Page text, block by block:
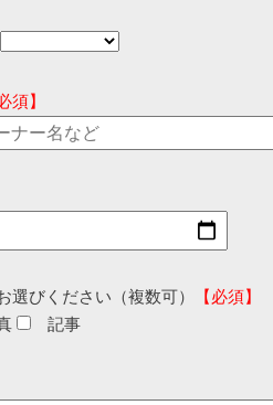
須】
選びください（複数可）
【必須】
記事